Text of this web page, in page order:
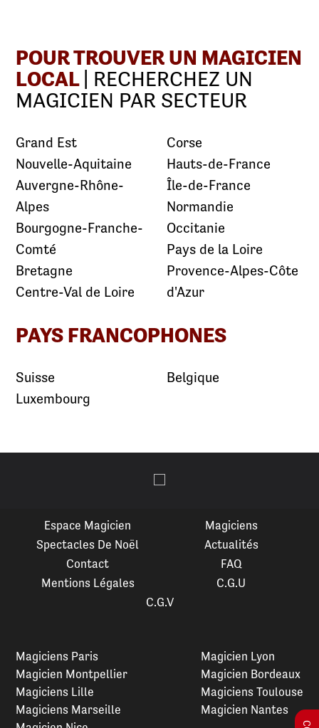
POUR TROUVER UN MAGICIEN
LOCAL | RECHERCHEZ UN
MAGICIEN PAR SECTEUR
Grand Est
Nouvelle-Aquitaine
Auvergne-Rhône-
Alpes
Bourgogne-Franche-
Comté
Bretagne
Centre-Val de Loire
Corse
Hauts-de-France
Île-de-France
Normandie
Occitanie
Pays de la Loire
Provence-Alpes-Côte
d'Azur
PAYS FRANCOPHONES
Suisse
Luxembourg
Belgique
Espace Magicien
Magiciens
Spectacles De Noël
Actualités
Contact
FAQ
Mentions Légales
C.G.U
C.G.V
Magiciens Paris
Magicien Montpellier
Magiciens Lille
Magiciens Marseille
Magicien Lyon
Magicien Bordeaux
Magiciens Toulouse
Magicien Nantes